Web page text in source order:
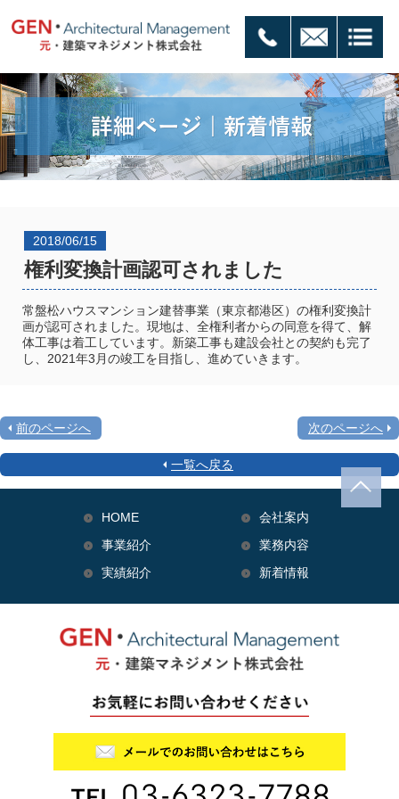
2018/06/15
権利変換計画認可されました
常盤松ハウスマンション建替事業（東京都港区）の権利変換計
画が認可されました。現地は、全権利者からの同意を得て、解
体工事は着工しています。新築工事も建設会社との契約も完了
し、2021年3月の竣工を目指し、進めていきます。
前のページへ 次のページへ
一覧へ戻る
HOME
事業紹介
実績紹介
会社案内
業務内容
新着情報